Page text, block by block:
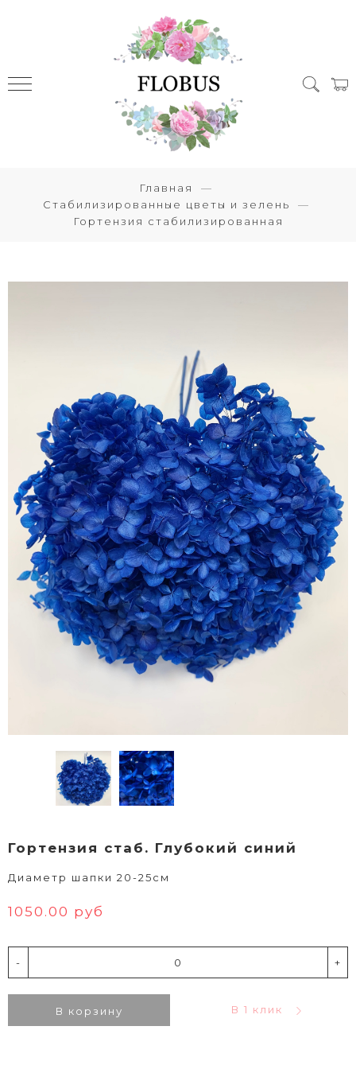
Главная
Стабилизированные цветы и зелень
Гортензия стабилизированная
Гортензия стаб. Глубокий синий
Диаметр шапки 20-25см
1050.00 руб
- +
В корзину В 1 клик